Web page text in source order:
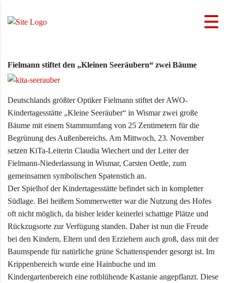
Fielmann stiftet den „Kleinen Seeräubern“ zwei Bäume
Deutschlands größter Optiker Fielmann stiftet der AWO-
Kindertagesstätte „Kleine Seeräuber“ in Wismar zwei große
Bäume mit einem Stammumfang von 25 Zentimetern für die
Begrünung des Außenbereichs. Am Mittwoch, 23. November
setzen KiTa-Leiterin Claudia Wiechert und der Leiter der
Fielmann-Niederlassung in Wismar, Carsten Oettle, zum
gemeinsamen symbolischen Spatenstich an.
Der Spielhof der Kindertagesstätte befindet sich in kompletter
Südlage. Bei heißem Sommerwetter war die Nutzung des Hofes
oft nicht möglich, da bisher leider keinerlei schattige Plätze und
Rückzugsorte zur Verfügung standen. Daher ist nun die Freude
bei den Kindern, Eltern und den Erziehern auch groß, dass mit der
Baumspende für natürliche grüne Schattenspender gesorgt ist. Im
Krippenbereich wurde eine Hainbuche und im
Kindergartenbereich eine rotblühende Kastanie angepflanzt. Diese